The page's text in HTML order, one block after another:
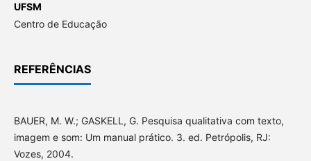
UFSM
Centro de Educação
REFERÊNCIAS
BAUER, M. W.; GASKELL, G. Pesquisa qualitativa com texto,
imagem e som: Um manual prático. 3. ed. Petrópolis, RJ:
Vozes, 2004.